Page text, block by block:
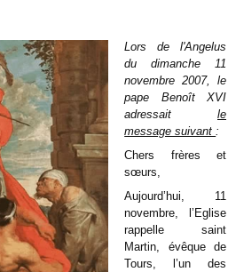
Lors de l'Angelus
du dimanche 11
novembre 2007, le
pape Benoît XVI
adressait le
message suivant :
Chers frères et
sœurs,
Aujourd’hui, 11
novembre, l’Eglise
rappelle saint
Martin, évêque de
Tours, l’un des